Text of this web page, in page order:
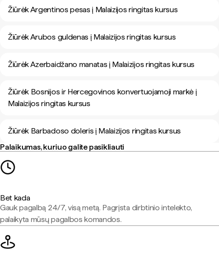
Žiūrėk Argentinos pesas į Malaizijos ringitas kursus
Žiūrėk Arubos guldenas į Malaizijos ringitas kursus
Žiūrėk Azerbaidžano manatas į Malaizijos ringitas kursus
Žiūrėk Bosnijos ir Hercegovinos konvertuojamoji markė į
Malaizijos ringitas kursus
Žiūrėk Barbadoso doleris į Malaizijos ringitas kursus
Palaikumas, kuriuo galite pasikliauti
Bet kada
Gauk pagalbą 24/7, visą metą. Pagrįsta dirbtinio intelekto,
palaikyta mūsų pagalbos komandos.